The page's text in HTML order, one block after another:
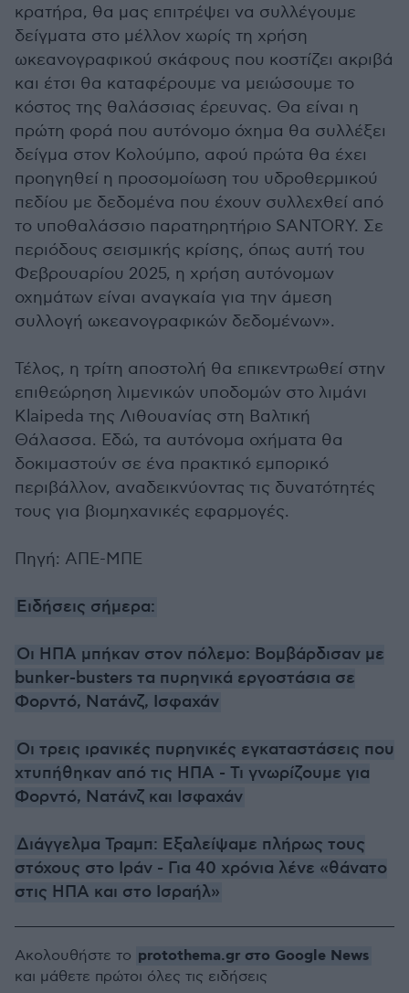
κρατήρα, θα μας επιτρέψει να συλλέγουμε
δείγματα στο μέλλον χωρίς τη χρήση
ωκεανογραφικού σκάφους που κοστίζει ακριβά
και έτσι θα καταφέρουμε να μειώσουμε το
κόστος της θαλάσσιας έρευνας. Θα είναι η
πρώτη φορά που αυτόνομο όχημα θα συλλέξει
δείγμα στον Κολούμπο, αφού πρώτα θα έχει
προηγηθεί η προσομοίωση του υδροθερμικού
πεδίου με δεδομένα που έχουν συλλεχθεί από
το υποθαλάσσιο παρατηρητήριο SANTORY. Σε
περιόδους σεισμικής κρίσης, όπως αυτή του
Φεβρουαρίου 2025, η χρήση αυτόνομων
οχημάτων είναι αναγκαία για την άμεση
συλλογή ωκεανογραφικών δεδομένων».
Τέλος, η τρίτη αποστολή θα επικεντρωθεί στην
επιθεώρηση λιμενικών υποδομών στο λιμάνι
Klaipeda της Λιθουανίας στη Βαλτική
Θάλασσα. Εδώ, τα αυτόνομα οχήματα θα
δοκιμαστούν σε ένα πρακτικό εμπορικό
περιβάλλον, αναδεικνύοντας τις δυνατότητές
τους για βιομηχανικές εφαρμογές.
Πηγή: ΑΠΕ-ΜΠΕ
Ειδήσεις σήμερα:
Οι ΗΠΑ μπήκαν στον πόλεμο: Βομβάρδισαν με
bunker-busters τα πυρηνικά εργοστάσια σε
Φορντό, Νατάνζ, Ισφαχάν
Οι τρεις ιρανικές πυρηνικές εγκαταστάσεις που
χτυπήθηκαν από τις ΗΠΑ - Τι γνωρίζουμε για
Φορντό, Νατάνζ και Ισφαχάν
Διάγγελμα Τραμπ: Εξαλείψαμε πλήρως τους
στόχους στο Ιράν - Για 40 χρόνια λένε «θάνατο
στις ΗΠΑ και στο Ισραήλ»
Ακολουθήστε το protothema.gr στο Google News
και μάθετε πρώτοι όλες τις ειδήσεις